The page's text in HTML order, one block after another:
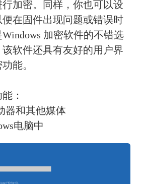
加密。同样，你也可以设
在固件出现问题或错误时
加密软件的不错选
软件还具有友好的用户界
能。
：
器和其他媒体
电脑中